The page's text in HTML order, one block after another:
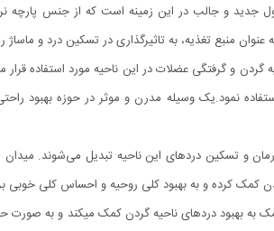
و جالب در این زمینه است که از جنس پارچه
عنوان منبع تغذیه، به تاثیرگذاری در تسکین درد و
گردن و گرفتگی عضلات در این ناحیه مورد استفاده
نمود.یک وسیله مدرن و موثر در حوزه بهبود
و تسکین دردهای این ناحیه تبدیل می‌شوند.
کمک کرده و به بهبود کلی روحیه و احساس کلی خوبی
به بهبود دردهای ناحیه گردن کمک میکند و به